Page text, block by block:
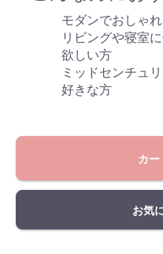
モダンでおしゃ
リビングや寝室
欲しい方
ミッドセンチュ
好きな方
カ
お気